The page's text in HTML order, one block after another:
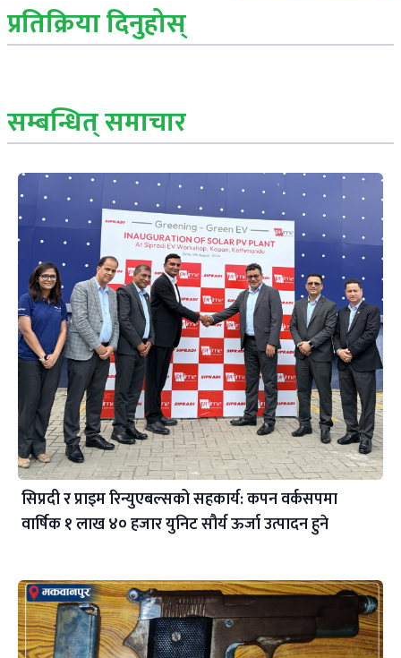
प्रतिक्रिया दिनुहोस्
सम्बन्धित् समाचार
सिप्रदी र प्राइम रिन्युएबल्सको सहकार्य: कपन वर्कसपमा
वार्षिक १ लाख ४० हजार युनिट सौर्य ऊर्जा उत्पादन हुने